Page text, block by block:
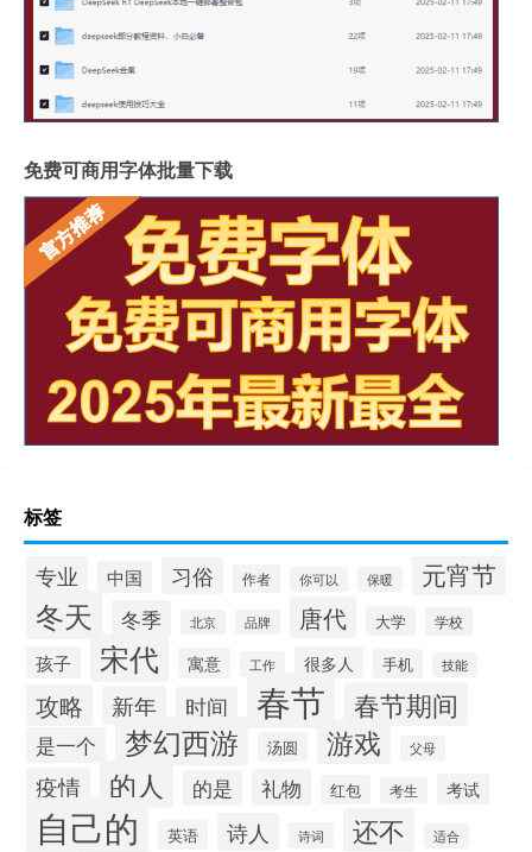
免费可商用字体批量下载
标签
专业 中国 习俗 作者 你可以 保暖 元宵节
冬天 冬季 北京 品牌 唐代 大学 学校
孩子 宋代 寓意 工作 很多人 手机 技能
攻略 新年 时间 春节 春节期间
是一个 梦幻西游 汤圆 游戏 父母
疫情 的人 的是 礼物 红包 考生 考试
自己的 英语 诗人 诗词 还不 适合